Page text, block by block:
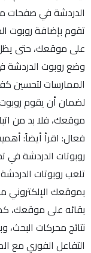
الدردشة في صفحات
تقوم بإضافة روبوت
على موقعك، حتى
وضع روبوت
الممارسات لتحسين
لضمان أن يقوم
موقعك، فلا بد من
فعال: اقرأ أيضاً:
روبوتات الدردشة في
بموقعك الإلكتروني
بقائه على موقعك،
نتائج محركات البحث،
التفاعل الفوري مع